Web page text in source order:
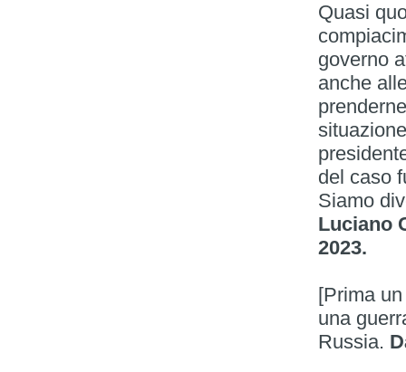
Quasi
governo
anche
del caso
Siamo
Luciano
2023.
[Prima
una
Russia.